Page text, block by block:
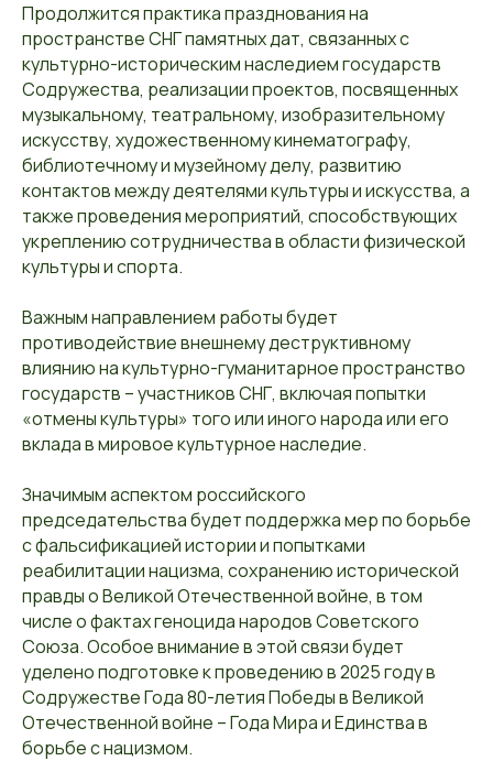
Продолжится практика празднования на
пространстве СНГ памятных дат, связанных с
культурно-историческим наследием государств
Содружества, реализации проектов, посвященных
музыкальному, театральному, изобразительному
искусству, художественному кинематографу,
библиотечному и музейному делу, развитию
контактов между деятелями культуры и искусства, а
также проведения мероприятий, способствующих
укреплению сотрудничества в области физической
культуры и спорта.
Важным направлением работы будет
противодействие внешнему деструктивному
влиянию на культурно-гуманитарное пространство
государств – участников СНГ, включая попытки
«отмены культуры» того или иного народа или его
вклада в мировое культурное наследие.
Значимым аспектом российского
председательства будет поддержка мер по борьбе
с фальсификацией истории и попытками
реабилитации нацизма, сохранению исторической
правды о Великой Отечественной войне, в том
числе о фактах геноцида народов Советского
Союза. Особое внимание в этой связи будет
уделено подготовке к проведению в 2025 году в
Содружестве Года 80-летия Победы в Великой
Отечественной войне – Года Мира и Единства в
борьбе с нацизмом.